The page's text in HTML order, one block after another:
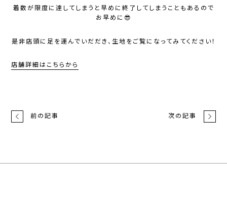
着数が限度に達してしまうと早めに終了してしまうこともあるので
お早めに😎
是非店頭に足を運んでいだだき、生地をご覧になってみてください！
店舗詳細はこちらから
前の記事 次の記事